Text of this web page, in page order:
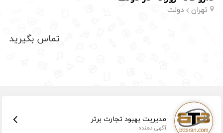
تهران دولت
تماس بگیرید
مدیریت بهبود تجارت برتر
آگهی دهنده